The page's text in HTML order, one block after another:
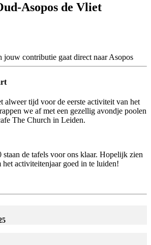
Asopos de Vliet
jouw contributie gaat direct naar Asopos
alweer tijd voor de eerste activiteit van het
we af met een gezellig avondje poolen
The Church in Leiden.
de tafels voor ons klaar. Hopelijk zien
het activiteitenjaar goed in te luiden!